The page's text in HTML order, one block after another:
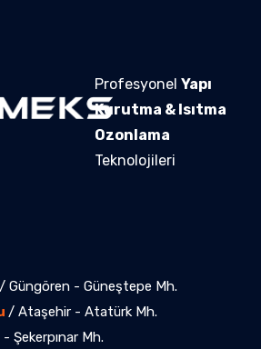
Profesyonel Yapı
Kurutma & Isıtma
Ozonlama
Teknolojileri
/ Güngören - Güneştepe Mh.
/ Ataşehir - Atatürk Mh.
Şekerpınar Mh.